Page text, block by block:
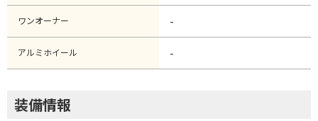
ワンオーナー -
アルミホイール -
装備情報